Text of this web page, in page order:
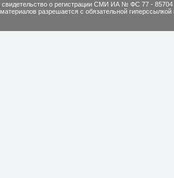
cвидетельство о регистрации СМИ ИА № ФС 77 - 85704
разрешается с обязательной гиперссылкой